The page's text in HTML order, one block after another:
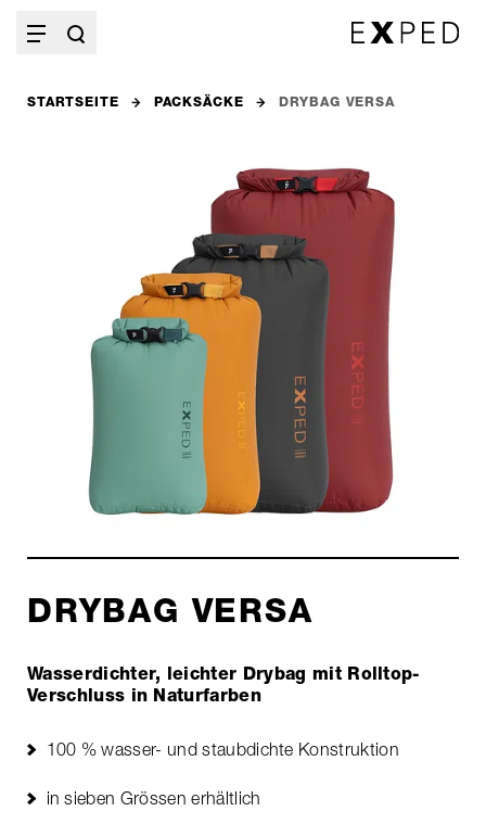
STARTSEITE PACKSÄCKE DRYBAG VERSA
DRYBAG VERSA
Wasserdichter, leichter Drybag mit Rolltop-
Verschluss in Naturfarben
100 % wasser- und staubdichte Konstruktion
in sieben Grössen erhältlich